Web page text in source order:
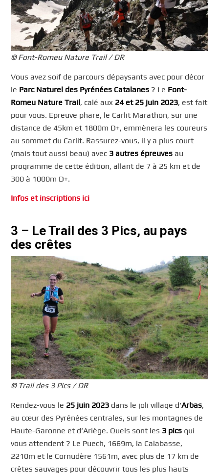
© Font-Romeu Nature Trail / DR
Vous avez soif de parcours dépaysants avec pour décor
le Parc Naturel des Pyrénées Catalanes ? Le Font-
Romeu Nature Trail, calé aux 24 et 25 juin 2023, est fait
pour vous. Epreuve phare, le Carlit Marathon, sur une
distance de 45km et 1800m D+, emmènera les coureurs
au sommet du Carlit. Rassurez-vous, il y a plus court
(mais tout aussi beau) avec 3 autres épreuves au
programme de cette édition, allant de 7 à 25 km et de
300 à 1000m D+.
Infos et inscriptions ici
3 – Le Trail des 3 Pics, au pays
des crêtes
© Trail des 3 Pics / DR
Rendez-vous le 25 juin 2023 dans le joli village d’Arbas,
au cœur des Pyrénées centrales, sur les montagnes de
Haute-Garonne et d’Ariège. Quels sont les 3 pics qui
vous attendent ? Le Puech, 1669m, la Calabasse,
2210m et le Cornudère 1561m, avec plus de 17 km de
crêtes sauvages pour découvrir tous les plus hauts